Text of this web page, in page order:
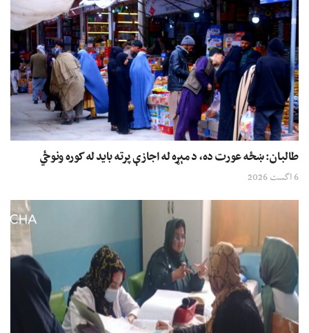
طالبان: ښځه عورت ده، د مېړه له اجازې پرته باید له کوره ونوځي
6 اگست 2026